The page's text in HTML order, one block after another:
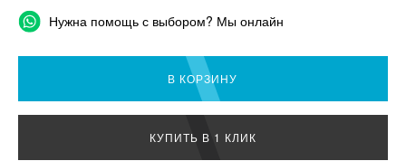
Нужна помощь с выбором? Мы онлайн
В КОРЗИНУ
КУПИТЬ В 1 КЛИК